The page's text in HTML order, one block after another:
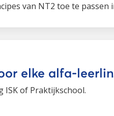
van NT2 toe te passen
elke alfa-
ISK of Praktijkschool.